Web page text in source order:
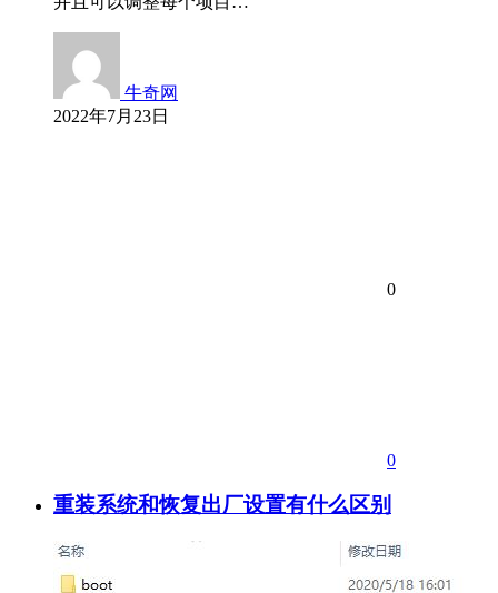
牛奇网
2022年7月23日
0
0
重装系统和恢复出厂设置有什么区别